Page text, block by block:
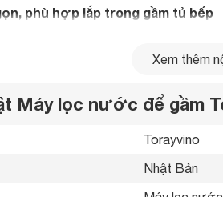
phù hợp lắp trong gầm tủ bếp
giúp bảo vệ các bộ lọc bên trong
Xem thêm
Máy lọc nước để gầm
Torayvino
Nhật Bản